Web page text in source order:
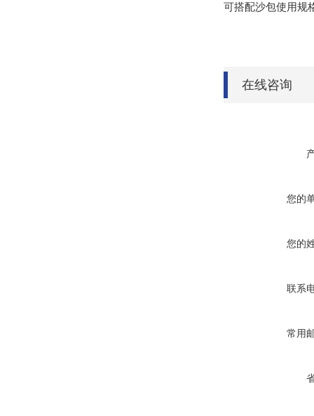
可搭配沙包使用规
在线咨询
您的
您的
联系
常用